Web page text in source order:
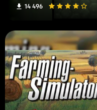
14 496